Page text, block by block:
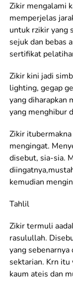
Zikir mengalami
memperjelas
untuk rzikir yang
sejuk dan bebas
sertifikat
Zikir kini jadi
lighting, gegap
yang diharapkan
yang menghibur
Zikir
mengingat.
disebut, sia-sia.
kemudian
Tahlil
Zikir termuli
rasulullah.
yang
sektarian. Krn
kaum ateis dan